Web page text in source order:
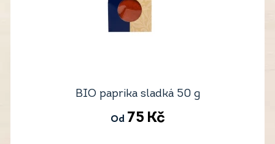
BIO paprika sladká 50 g
Od 75 Kč